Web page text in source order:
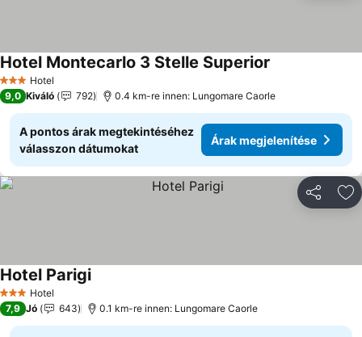
3 Kategória
Hotel
Hotel Montecarlo 3 Stelle Superior
9,0 Kiváló 792 0.4 km-re innen: Lungomare Caorle
A pontos árak megtekintéséhez
válasszon dátumokat
Árak megjelenítése
3 Kategória
Hotel
Hotel ParigiÁrak megjelenítése
7,9 Jó 643 0.1 km-re innen: Lungomare Caorle